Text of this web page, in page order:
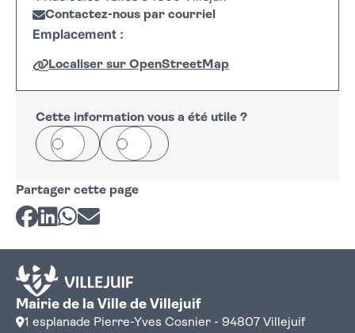
Contactez-nous par courriel
Emplacement :
Localiser sur OpenStreetMap
+
−
Leaflet
Cette information vous a été utile ?
Oui Non
Partager cette page
Partager sur Facebook
Partager sur LinkedIn
Partager sur Whatsapp
Partager par courriel
Mairie de la Ville de Villejuif
1 esplanade Pierre-Yves Cosnier - 94807 Villejuif